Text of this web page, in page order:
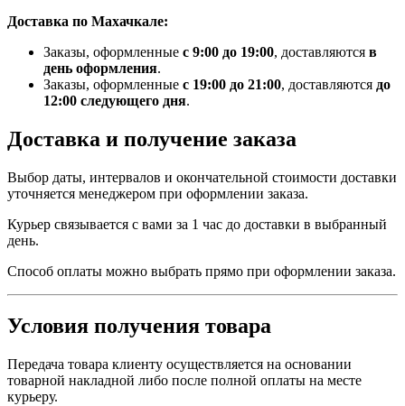
Доставка по Махачкале:
Заказы, оформленные с 9:00 до 19:00, доставляются в
день оформления.
Заказы, оформленные с 19:00 до 21:00, доставляются до
12:00 следующего дня.
Доставка и получение заказа
Выбор даты, интервалов и окончательной стоимости доставки
уточняется менеджером при оформлении заказа.
Курьер связывается с вами за 1 час до доставки в выбранный
день.
Способ оплаты можно выбрать прямо при оформлении заказа.
Условия получения товара
Передача товара клиенту осуществляется на основании
товарной накладной либо после полной оплаты на месте
курьеру.